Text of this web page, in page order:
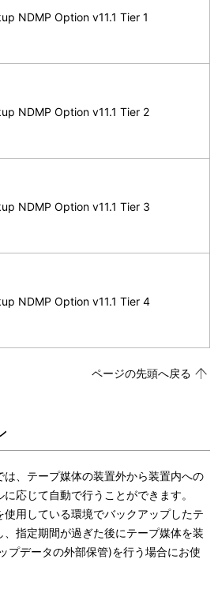
NDMP Option v11.1 Tier 1
NDMP Option v11.1 Tier 2
NDMP Option v11.1 Tier 3
NDMP Option v11.1 Tier 4
ページの先頭へ戻る
、テープ媒体の装置外から装置内への
応じて自動で行うことができます。
用している環境でバックアップしたテ
指定期間が過ぎた後にテープ媒体を装
プデータの外部保管)を行う場合にお使